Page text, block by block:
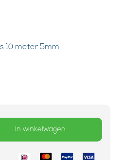
10 meter 5mm
In winkelwagen